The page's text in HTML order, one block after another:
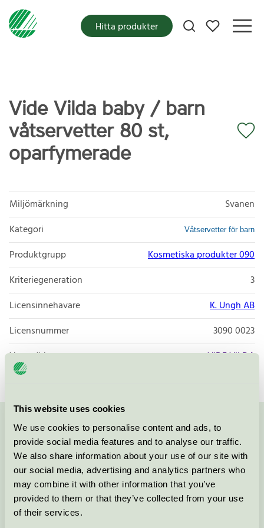
This website uses cookies
We use cookies to personalise content and ads, to
provide social media features and to analyse our traffic.
We also share information about your use of our site with
our social media, advertising and analytics partners who
may combine it with other information that you’ve
provided to them or that they’ve collected from your use
of their services.
Mina favoriter
Hitta produkter
Vide Vilda baby / barn
våtservetter 80 st,
oparfymerade
Miljömärkning
Svanen
Kategori
Våtservetter för barn
Produktgrupp
Kosmetiska produkter 090
Kriteriegeneration
3
Licensinnehavare
K. Ungh AB
Licensnummer
3090 0023
Varumärke
VIDE VILDA
Kontakta oss på 08-55 55 24 00eller via formuläret:
Fortsätt